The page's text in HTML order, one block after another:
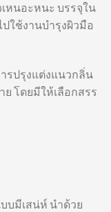
หนอะหนะ บรรจุใน
ใช้งานบำรุงผิวมือ
ารปรุงแต่งแนวกลิ่น
โดยมีให้เลือกสรร
บมีเสน่ห์ นำด้วย